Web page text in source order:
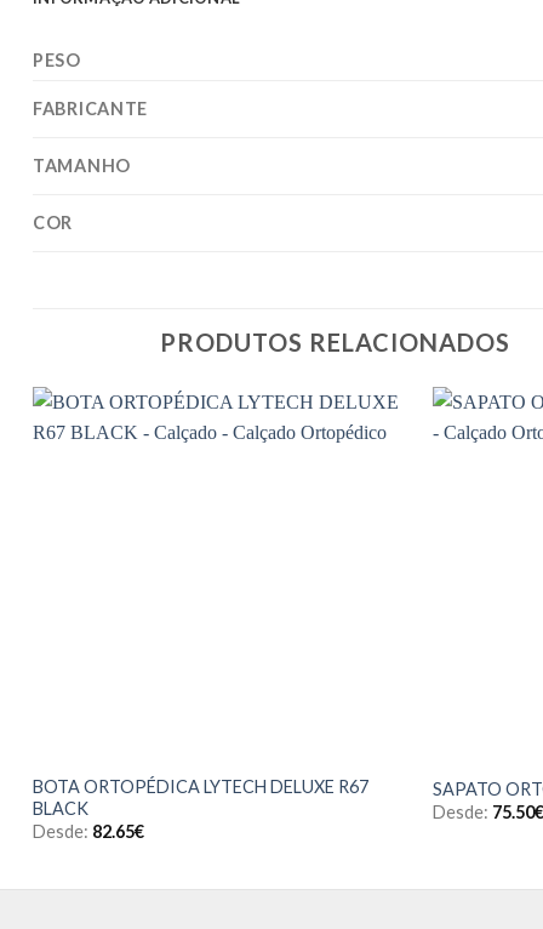
PESO
FABRICANTE
TAMANHO
COR
PRODUTOS RELACIONADOS
BOTA ORTOPÉDICA LYTECH DELUXE R67
BLACK
Desde: 82.65€
SAPATO
Desde: 75.50€